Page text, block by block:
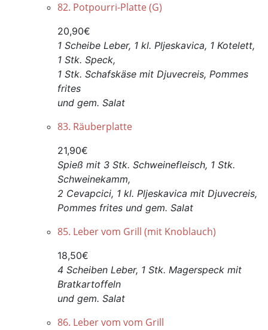
82. Potpourri-Platte (G)
20,90€
1 Scheibe Leber, 1 kl. Pljeskavica, 1 Kotelett,
1 Stk. Speck,
1 Stk. Schafskäse mit Djuvecreis, Pommes
frites
und gem. Salat
83. Räuberplatte
21,90€
Spieß mit 3 Stk. Schweinefleisch, 1 Stk.
Schweinekamm,
2 Cevapcici, 1 kl. Pljeskavica mit Djuvecreis,
Pommes frites und gem. Salat
85. Leber vom Grill (mit Knoblauch)
18,50€
4 Scheiben Leber, 1 Stk. Magerspeck mit
Bratkartoffeln
und gem. Salat
86. Leber vom vom Grill